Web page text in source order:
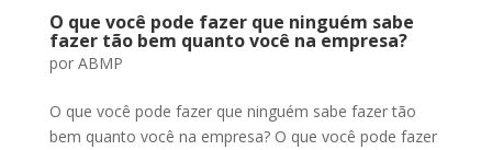
O que você pode fazer que ninguém sabe
fazer tão bem quanto você na empresa?
por ABMP
O que você pode fazer que ninguém sabe fazer tão
bem quanto você na empresa? O que você pode fazer